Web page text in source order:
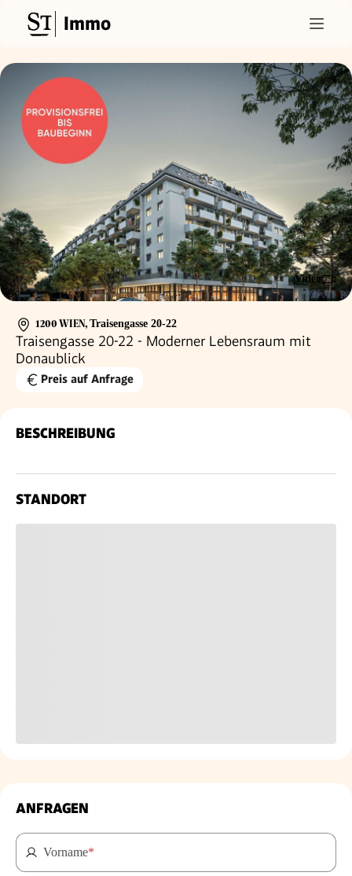
Immo
Video
1200 WIEN, Traisengasse 20-22
Traisengasse 20-22 - Moderner Lebensraum mit
Donaublick
Preis auf Anfrage
BESCHREIBUNG
STANDORT
ANFRAGEN
Vorname*